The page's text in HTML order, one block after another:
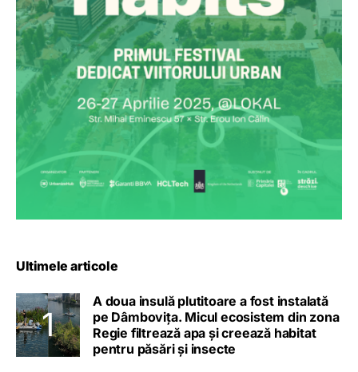
Ultimele articole
A doua insulă plutitoare a fost instalată
pe Dâmbovița. Micul ecosistem din zona
Regie filtrează apa și creează habitat
pentru păsări și insecte